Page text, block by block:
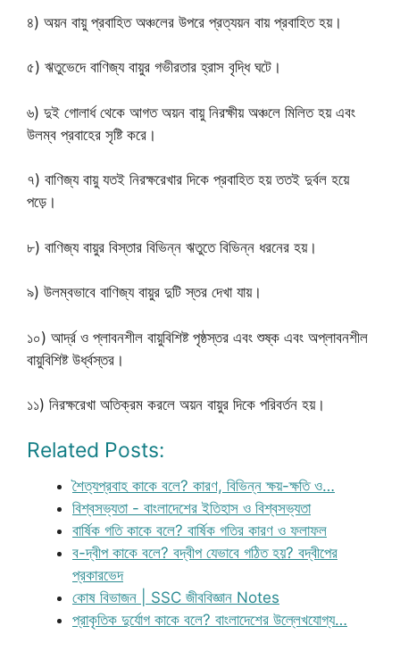
৪) অয়ন বায়ু প্রবাহিত অঞ্চলের উপরে প্রত্যয়ন বায় প্রবাহিত হয়।
৫) ঋতুভেদে বাণিজ্য বায়ুর গভীরতার হ্রাস বৃদ্ধি ঘটে।
৬) দুই গোলার্ধ থেকে আগত অয়ন বায়ু নিরক্ষীয় অঞ্চলে মিলিত হয় এবং
উলম্ব প্রবাহের সৃষ্টি করে।
৭) বাণিজ্য বায়ু যতই নিরক্ষরেখার দিকে প্রবাহিত হয় ততই দুর্বল হয়ে
পড়ে।
৮) বাণিজ্য বায়ুর বিস্তার বিভিন্ন ঋতুতে বিভিন্ন ধরনের হয়।
৯) উলম্বভাবে বাণিজ্য বায়ুর দুটি স্তর দেখা যায়।
১০) আর্দ্র ও প্লাবনশীল বায়ুবিশিষ্ট পৃষ্ঠস্তর এবং শুষ্ক এবং অপ্লাবনশীল
বায়ুবিশিষ্ট উর্ধ্বস্তর।
১১) নিরক্ষরেখা অতিক্রম করলে অয়ন বায়ুর দিকে পরিবর্তন হয়।
Related Posts:
শৈত্যপ্রবাহ কাকে বলে? কারণ, বিভিন্ন ক্ষয়-ক্ষতি ও…
বিশ্বসভ্যতা - বাংলাদেশের ইতিহাস ও বিশ্বসভ্যতা
বার্ষিক গতি কাকে বলে? বার্ষিক গতির কারণ ও ফলাফল
ব-দ্বীপ কাকে বলে? বদ্বীপ যেভাবে গঠিত হয়? বদ্বীপের
প্রকারভেদ
কোষ বিভাজন | SSC জীববিজ্ঞান Notes
প্রাকৃতিক দুর্যোগ কাকে বলে? বাংলাদেশের উল্লেখযোগ্য…